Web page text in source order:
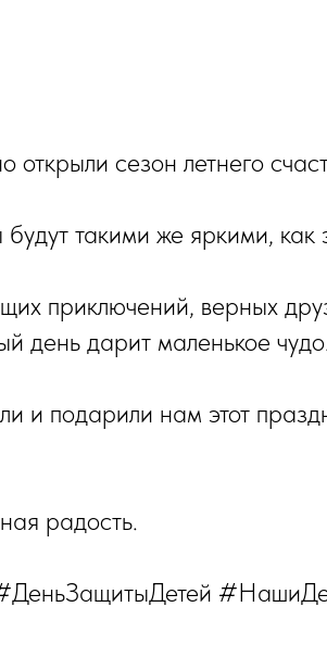
сезон летнего
такими же яркими, как
приключений, верных
день дарит маленькое
и подарили нам этот
радость.